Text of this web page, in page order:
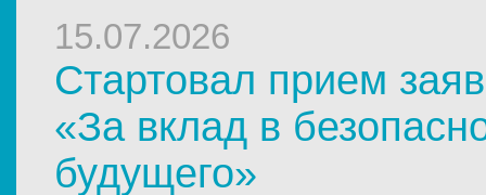
15.07.2026
Стартовал прием
«За вклад в
будущего»